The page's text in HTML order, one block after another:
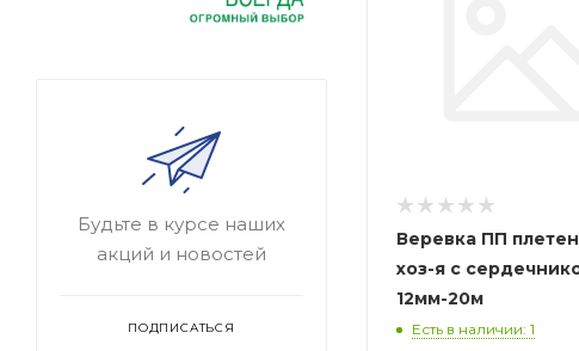
Веревка ПП
хоз-я с
12мм-20м
Есть в наличии: 1
Будьте в курсе наших
акций и новостей
ПОДПИСАТЬСЯ